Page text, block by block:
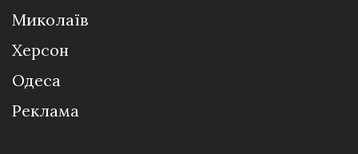
Миколаїв
Херсон
Одеса
Реклама